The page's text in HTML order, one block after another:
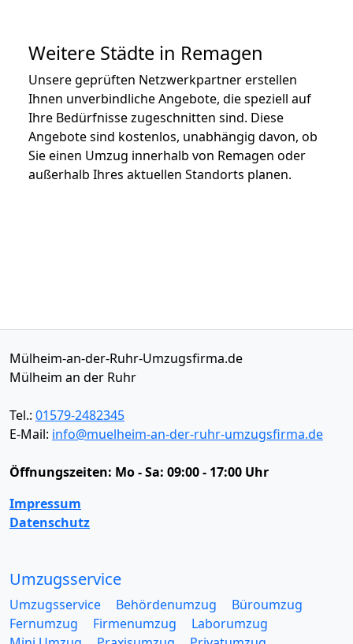
Weitere Städte in Remagen
Unsere geprüften Netzwerkpartner erstellen
Ihnen unverbindliche Angebote, die speziell auf
Ihre Bedürfnisse zugeschnitten sind. Diese
Angebote sind kostenlos, unabhängig davon, ob
Sie einen Umzug innerhalb von Remagen oder
außerhalb Ihres aktuellen Standorts planen.
Mülheim-an-der-Ruhr-Umzugsfirma.de
Mülheim an der Ruhr
Tel.: 01579-2482345
E-Mail: info@muelheim-an-der-ruhr-umzugsfirma.de
Öffnungszeiten: Mo - Sa: 09:00 - 17:00 Uhr
Impressum
Datenschutz
Umzugsservice
Umzugsservice Behördenumzug
Büroumzug
Fernumzug
Firmenumzug
Laborumzug